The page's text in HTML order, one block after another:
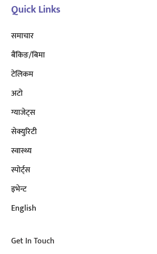
Quick Links
समाचार
बैंकिङ/बिमा
टेलिकम
अटाे
ग्याजेट्स
सेक्युरिटी
स्वास्थ्य
स्पोर्ट्स
इभेन्ट
English
Get In Touch